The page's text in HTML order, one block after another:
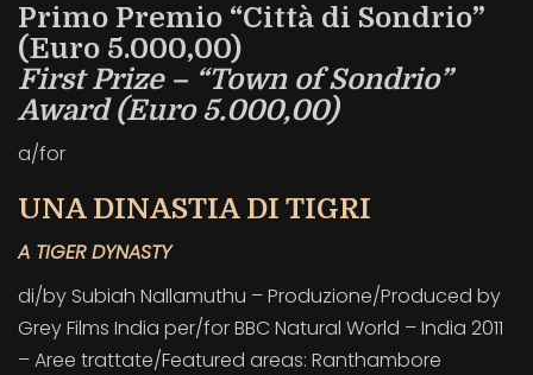
Primo Premio “Città di Sondrio”
(Euro 5.000,00)
First Prize – “Town of Sondrio”
Award (Euro 5.000,00)
a/for
UNA DINASTIA DI TIGRI
A TIGER DYNASTY
di/by Subiah Nallamuthu – Produzione/Produced by
Grey Films India per/for BBC Natural World – India 2011
– Aree trattate/Featured areas: Ranthambore